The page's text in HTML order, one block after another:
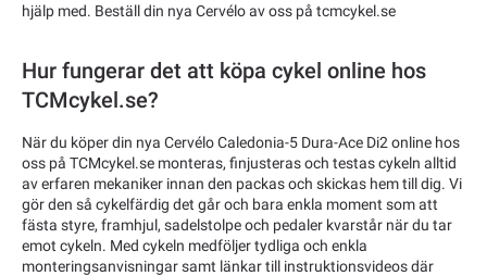
hjälp med. Beställ din nya Cervélo av oss på tcmcykel.se
Hur fungerar det att köpa cykel online hos
TCMcykel.se?
När du köper din nya Cervélo Caledonia-5 Dura-Ace Di2 online hos
oss på TCMcykel.se monteras, finjusteras och testas cykeln alltid
av erfaren mekaniker innan den packas och skickas hem till dig. Vi
gör den så cykelfärdig det går och bara enkla moment som att
fästa styre, framhjul, sadelstolpe och pedaler kvarstår när du tar
emot cykeln. Med cykeln medföljer tydliga och enkla
monteringsanvisningar samt länkar till instruktionsvideos där